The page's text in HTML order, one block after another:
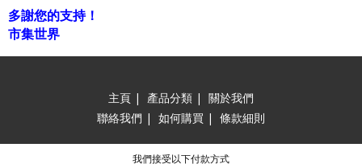
多謝您的支持！
市集世界
主頁 | 產品分類 | 關於我們
聯絡我們 | 如何購買 | 條款細則
我們接受以下付款方式